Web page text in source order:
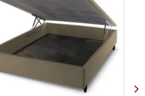
monitor.
elevadores ou pelo